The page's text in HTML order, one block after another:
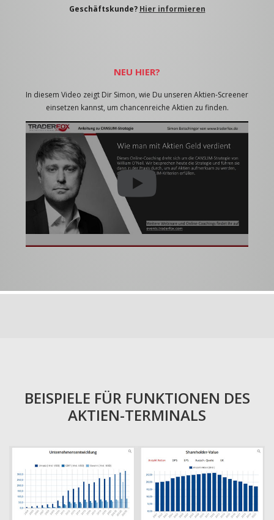
Geschäftskunde? Hier informieren
NEU HIER?
In diesem Video zeigt Dir Simon, wie Du unseren Aktien-Screener
einsetzen kannst, um chancenreiche Aktien zu finden.
BEISPIELE FÜR FUNKTIONEN DES
AKTIEN-TERMINALS